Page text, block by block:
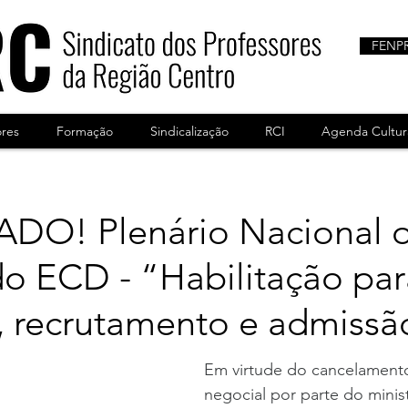
Formação Sindicalização RCI Agenda
Plenário Nacional
ECD - “Habilitação
recrutamento e
Em virtude do
negocial por parte do